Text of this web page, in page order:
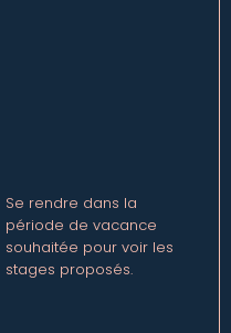
Se rendre dans la
période de vacance
souhaitée pour voir les
stages proposés.